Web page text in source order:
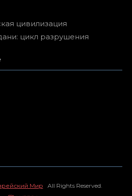
цивилизация
цикл разрушения
Мир All Rights Reserved.